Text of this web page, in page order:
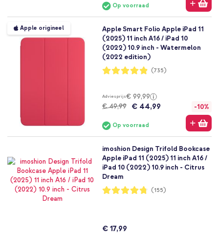
Op voorraad
Apple origineel
Apple Smart Folio Apple iPad 11
(2025) 11 inch A16 / iPad 10
(2022) 10.9 inch - Watermelon
(2022 edition)
Waardering:
97%
(735)
Adviesprijs€ 99,99
€ 49,99
€ 44,99 -10%
Op voorraad
imoshion Design Trifold Bookcase
Apple iPad 11 (2025) 11 inch A16 /
iPad 10 (2022) 10.9 inch - Citrus
Dream
Waardering:
95%
(155)
€ 17,99